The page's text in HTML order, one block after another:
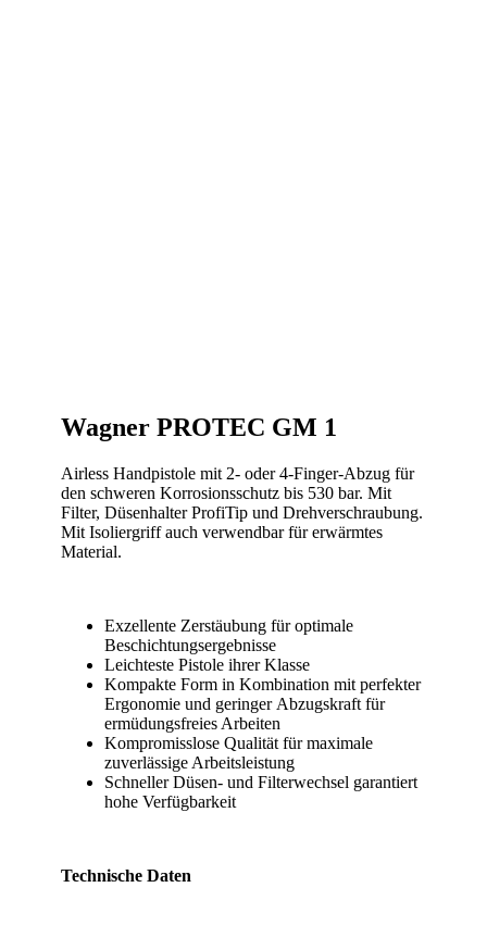
Wagner PROTEC GM 1
Airless Handpistole mit 2- oder 4-Finger-Abzug für
den schweren Korrosionsschutz bis 530 bar. Mit
Filter, Düsenhalter ProfiTip und Drehverschraubung.
Mit Isoliergriff auch verwendbar für erwärmtes
Material.
Exzellente Zerstäubung für optimale
Beschichtungsergebnisse
Leichteste Pistole ihrer Klasse
Kompakte Form in Kombination mit perfekter
Ergonomie und geringer Abzugskraft für
ermüdungsfreies Arbeiten
Kompromisslose Qualität für maximale
zuverlässige Arbeitsleistung
Schneller Düsen- und Filterwechsel garantiert
hohe Verfügbarkeit
Technische Daten